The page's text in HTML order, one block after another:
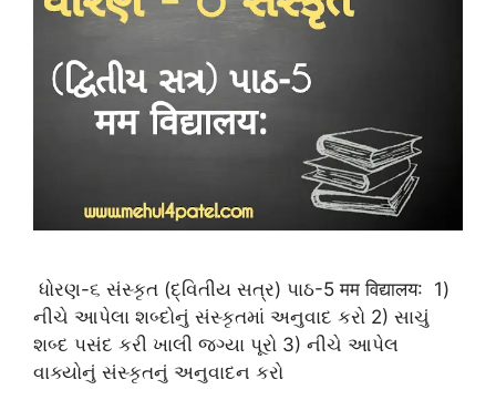
ધોરણ-૬ સંસ્કૃત (દ્વિતીય સત્ર) પાઠ-5 मम विद्यालय: 1)
નીચે આપેલા શબ્દોનું સંસ્કૃતમાં અનુવાદ કરો 2) સાચું
શબ્દ પસંદ કરી ખાલી જગ્યા પૂરો 3) નીચે આપેલ
વાક્યોનું સંસ્કૃતનું અનુવાદન કરો